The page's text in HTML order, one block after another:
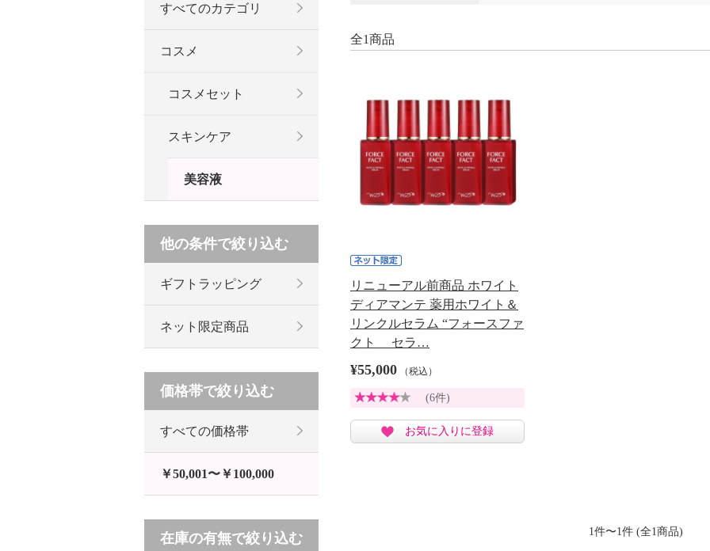
全1商品
リニューアル前商品 ホワイト
ディアマンテ 薬用ホワイト＆
リンクルセラム “フォースファ
クト セラ…
¥55,000 （税込）
(6件)
お気に入りに登録
1件〜1件 (全1商品)
すべてのカテゴリ
コスメ
コスメセット
スキンケア
美容液
他の条件で絞り込む
ギフトラッピング
ネット限定商品
価格帯で絞り込む
すべての価格帯
￥50,001〜￥100,000
在庫の有無で絞り込む